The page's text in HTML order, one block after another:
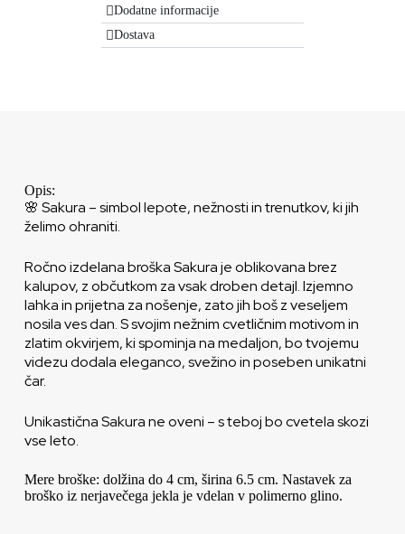
Dodatne informacije
Dostava
Opis:
🌸 Sakura – simbol lepote, nežnosti in trenutkov, ki jih
želimo ohraniti.
Ročno izdelana broška Sakura je oblikovana brez
kalupov, z občutkom za vsak droben detajl. Izjemno
lahka in prijetna za nošenje, zato jih boš z veseljem
nosila ves dan. S svojim nežnim cvetličnim motivom in
zlatim okvirjem, ki spominja na medaljon, bo tvojemu
videzu dodala eleganco, svežino in poseben unikatni
čar.
Unikastična Sakura ne oveni – s teboj bo cvetela skozi
vse leto.
Mere broške: dolžina do 4 cm, širina 6.5 cm. Nastavek za
broško iz nerjavečega jekla je vdelan v polimerno glino.